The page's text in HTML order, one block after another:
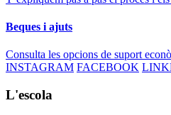
Beques i ajuts
Consulta les opcions de suport
INSTAGRAM FACEBOOK
L'escola